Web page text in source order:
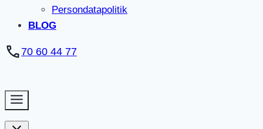
Persondatapolitik
BLOG
70 60 44 77